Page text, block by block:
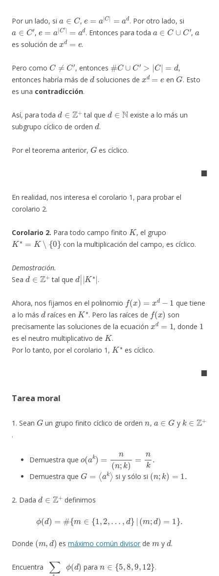
Por un lado, si ,
C| d
. Por otro lado, si
a ∈ C′
,
e=a |C′|= ad
. Entonces para toda
a∈C∪C′
,
es solución de
d
.
Pero como
C≠ C
, entonces
#C∪ >| =d
,
entonces habría más de
d
soluciones de
xd =e
en
G
. Esto
es una contradicción.
Así, para toda
d Z+
tal que
d N
existe a lo más un
subgrupo cíclico de orden
d
.
Por el teorema anterior,
G
es cíclico.
◼
En realidad, nos interesa el corolario 1, para probar el
corolario 2.
Corolario 2. Para todo campo finito
K
, el grupo
K∗=K∖{0}
con la multiplicación del campo, es cíclico.
Demostración.
Sea
d∈Z+
tal que
d||K∗
.
Ahora, nos fijamos en el polinomio
(x = 1
que tiene
a lo más
d
raíces en
K∗
. Pero las raíces de
f(x
son
precisamente las soluciones de la ecuación
xd= 1
, donde
es el neutro multiplicativo de
K
.
Por lo tanto, por el corolario 1,
K∗
es cíclico.
◼
Tarea moral
1. Sean
G
un grupo finito cíclico de orden ,
G
y
k Z+
.
Demuestra que
( k k)
Demuestra que
G= k ⟩
si y sólo si
(n k) =
2. Dada
d Z+
definimos
ϕ = #{m∈{ ,2 }| m;d) =1
Donde
(m d)
esmáximo común divisor de y
d
.
Encuentra
∑d| 1 ≤ d
para
5,8 ,9 ,12 }
.